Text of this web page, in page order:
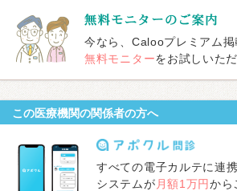
今なら、Calooプレミアム掲
無料モニターをお試しいた
この医療機関の関係者の方へ
すべての電子カルテに連
システムが 月額1万円から